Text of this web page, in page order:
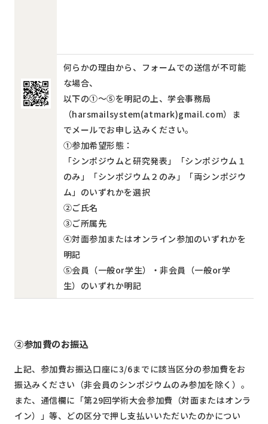
何らかの理由から、フォームでの送信が不可能
な場合、
以下の①～⑤を明記の上、学会事務局
（harsmailsystem(atmark)gmail.com）ま
でメールでお申し込みください。
①参加希望形態：
「シンポジウムと研究発表」「シンポジウム１
のみ」「シンポジウム２のみ」「両シンポジウ
ム」のいずれかを選択
②ご氏名
③ご所属先
④対面参加またはオンライン参加のいずれかを
明記
⑤会員（一般or学生）・非会員（一般or学
生）のいずれか明記
②参加費のお振込
上記、参加費お振込口座に3/6までに該当区分の参加費をお
振込みください（非会員のシンポジウムのみ参加を除く）。
また、通信欄に「第29回学術大会参加費（対面またはオンラ
イン）」等、どの区分で押し支払いいただいたのかについ